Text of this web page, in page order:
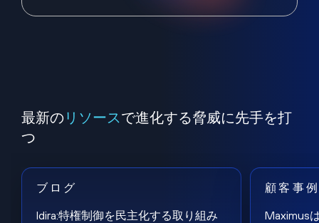
最新の リソースで進化する脅威に先手を打
つ
ブログ
Idira:特権制御を民主化する取り組み
顧客事
Maximus